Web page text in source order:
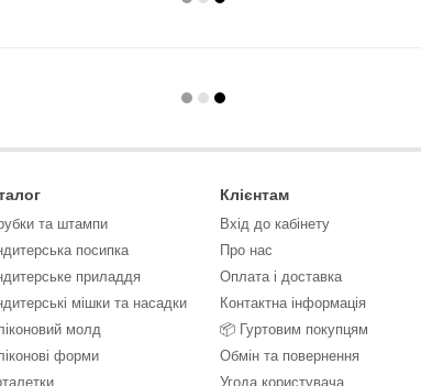
та штампи
посипка
приладдя
мішки та насадки
молд
форми
Клієнтам
Вхід до кабінету
Про нас
Оплата і доставка
Контактна інформація
📦 Гуртовим покупцям
Обмін та повернення
Угода користувача